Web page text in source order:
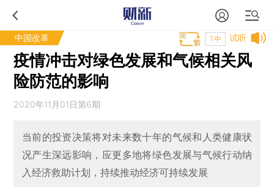
中国改革 试听
T中
疫情冲击对绿色发展和气候相关风
险防范的影响
2020年11月01日第6期
当前的投资决策将对未来数十年的气候和人类健康状
况产生深远影响，应更多地将绿色发展与气候行动纳
入经济救助计划，持续推动经济可持续发展